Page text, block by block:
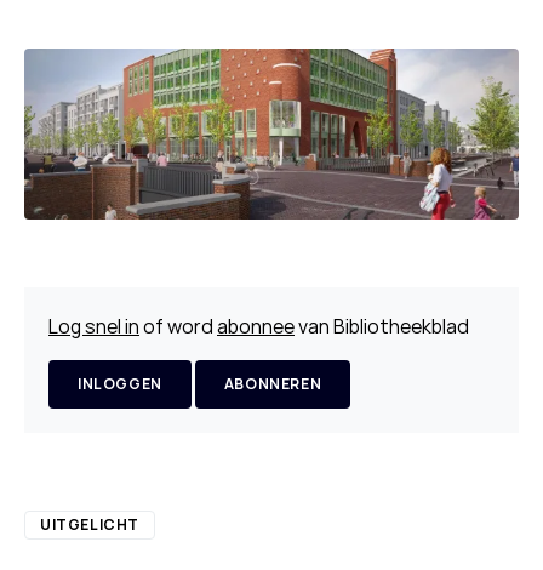
Log snel inof wordabonneevan Bibliotheekblad
INLOGGEN ABONNEREN
UITGELICHT